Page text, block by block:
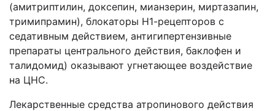
(амитриптилин, доксепин, мианзерин, миртазапин,
тримипрамин), блокаторы Н1-рецепторов с
седативным действием, антигипертензивные
препараты центрального действия, баклофен и
талидомид) оказывают угнетающее воздействие
на ЦНС.
Лекарственные средства атропинового действия